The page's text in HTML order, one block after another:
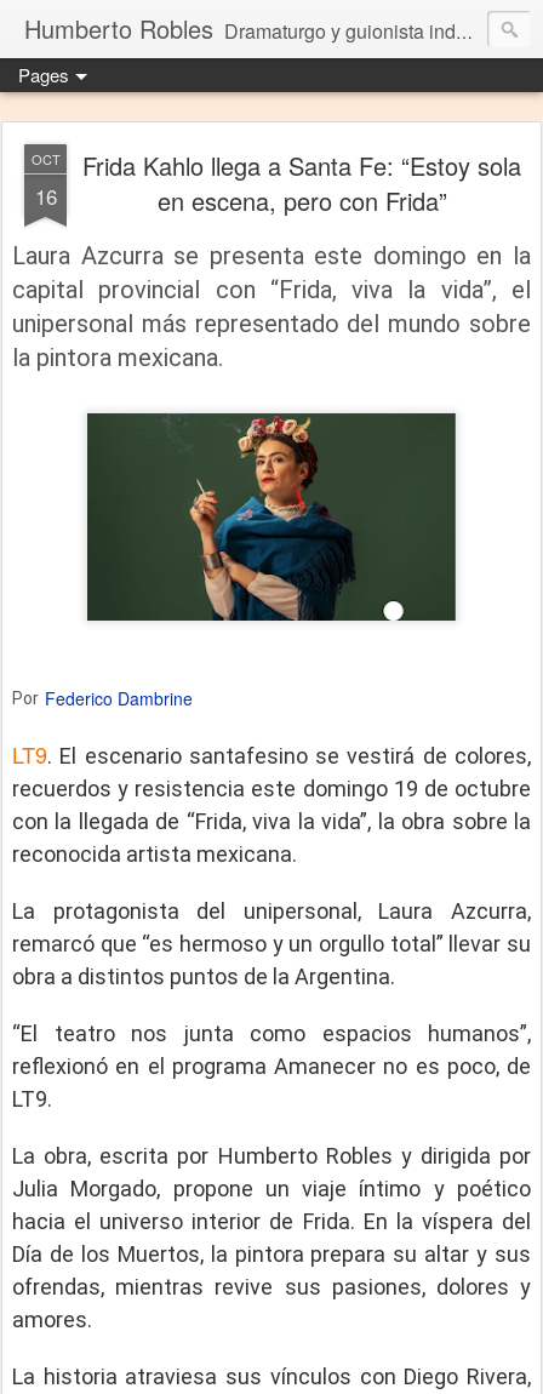
Humberto Robles Dramaturgo y guionista independiente
Pages
OCT
16
Frida Kahlo llega a Santa Fe: “Estoy sola
en escena, pero con Frida”
Laura Azcurra se presenta este domingo en la
capital provincial con “Frida, viva la vida”, el
unipersonal más representado del mundo sobre
la pintora mexicana.
Por Federico Dambrine
LT9. El escenario santafesino se vestirá de colores,
recuerdos y resistencia este domingo 19 de octubre
con la llegada de “Frida, viva la vida”, la obra sobre la
reconocida artista mexicana.
La protagonista del unipersonal, Laura Azcurra,
remarcó que “es hermoso y un orgullo total” llevar su
obra a distintos puntos de la Argentina.
“El teatro nos junta como espacios humanos”,
reflexionó en el programa Amanecer no es poco, de
LT9.
La obra, escrita por Humberto Robles y dirigida por
Julia Morgado, propone un viaje íntimo y poético
hacia el universo interior de Frida. En la víspera del
Día de los Muertos, la pintora prepara su altar y sus
ofrendas, mientras revive sus pasiones, dolores y
amores.
La historia atraviesa sus vínculos con Diego Rivera,